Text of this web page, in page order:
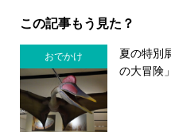
この記事もう見た？
おでかけ
夏の特別
の大冒険